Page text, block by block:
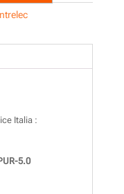
Italia :
5.0